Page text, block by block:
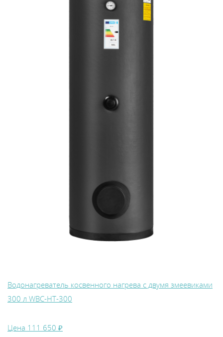
Водонагреватель косвенного нагрева с двумя змеевиками
300 л WBС-HT-300
Цена 111 650 ₽